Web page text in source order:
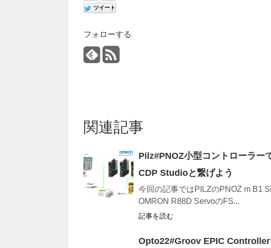
ツイート
フォローする
関連記事
Pilz#PNOZ小型コントローラー
CDP Studioと繋げよう
今回の記事ではPILZのPNOZ m B1
OMRON R88D ServoのFS...
記事を読む
Opto22#Groov EPIC Controller